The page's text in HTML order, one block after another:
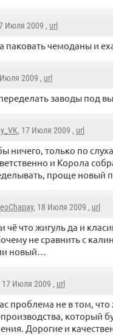
Июля 2009 , url
паковать чемоданы и
2009 , url
заводы под
, 17 Июля 2009 , url
ничего, только по
и Корола
проще новый
, 18 Июля 2009 , url
чё что жигуль да и
не сравнить с
новый…
17 Июля 2009 , url
проблема не в том,
который
Дорогие и